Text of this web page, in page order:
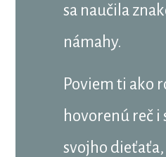
sa naučila
námahy.
Poviem ti ako
hovorenú reč i
svojho